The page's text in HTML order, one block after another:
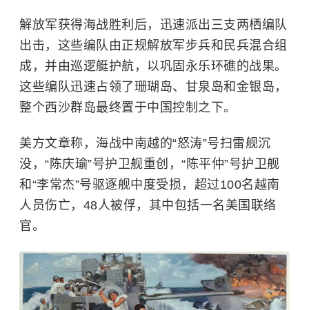
解放军获得海战胜利后，迅速派出三支两栖编队
出击，这些编队由正规解放军步兵和民兵混合组
成，并由巡逻艇护航，以巩固永乐环礁的战果。
这些编队迅速占领了珊瑚岛、甘泉岛和金银岛，
整个西沙群岛最终置于中国控制之下。
美方文章称，海战中南越的“怒涛”号扫雷舰沉
没，“陈庆瑜”号护卫舰重创，“陈平仲”号护卫舰
和“李常杰”号驱逐舰中度受损，超过100名越南
人员伤亡，48人被俘，其中包括一名美国联络
官。